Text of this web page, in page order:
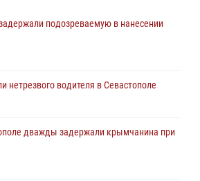
подозреваемую в нанесении
нетрезвого водителя в Севастополе
дважды задержали крымчанина при